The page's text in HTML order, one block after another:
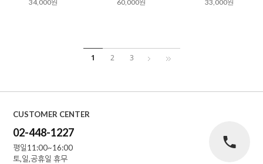
34,000원
60,000원
33,000원
1 2 3
CUSTOMER CENTER
02-448-1227
평일11:00~16:00
토,일,공휴일 휴무